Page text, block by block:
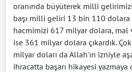
oranında büyüterek milli
başı milli geliri 13 bin 110 dolara
hacmimizi 617 milyar dolara, mal
ise 361 milyar dolara çıkardık.
milyar doları da Allah'ın izniyle
ihracatta başarı hikayesi yazmaya